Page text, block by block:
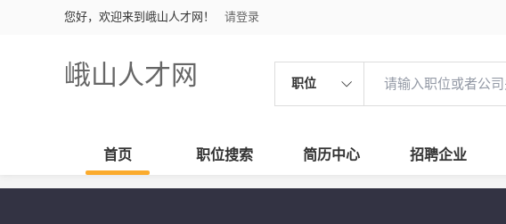
您好，欢迎来到峨山人才网！ 请登录
峨山人才网 职位
首页 职位搜索 简历中心 招聘企业